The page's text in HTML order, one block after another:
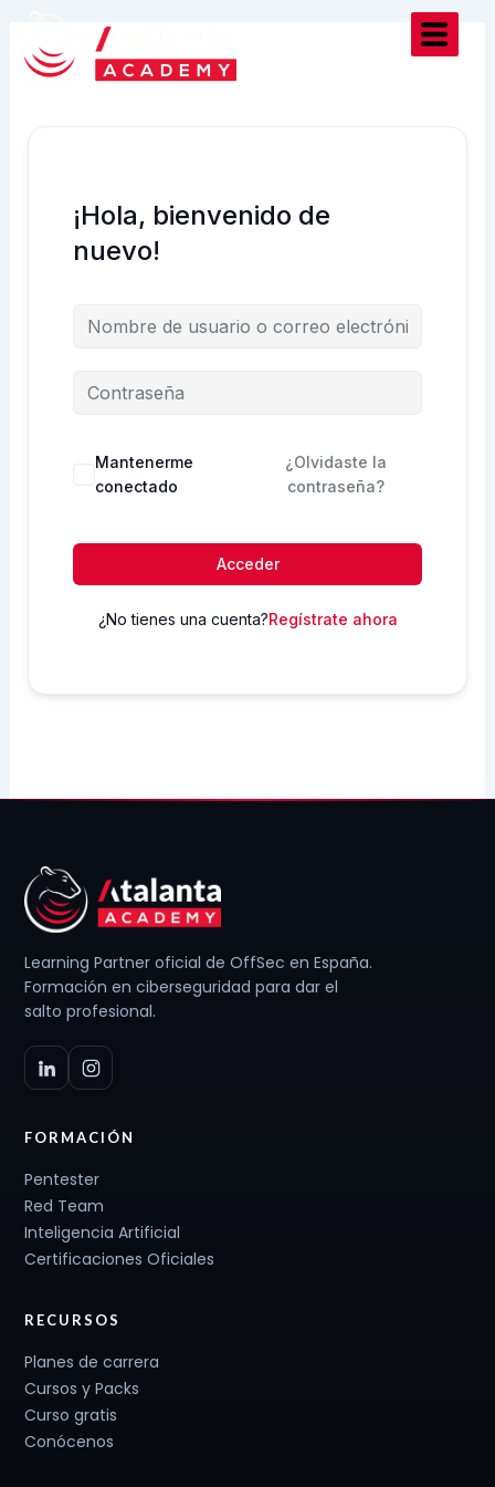
contenido
¡Hola, bienvenido de
nuevo!
Mantenerme
conectado
¿Olvidaste la
contraseña?
Acceder
¿No tienes una cuenta?Regístrate ahora
Learning Partner oficial de OffSec en España.
Formación en ciberseguridad para dar el
salto profesional.
FORMACIÓN
Pentester
Red Team
Inteligencia Artificial
Certificaciones Oficiales
RECURSOS
Planes de carrera
Cursos y Packs
Curso gratis
Conócenos